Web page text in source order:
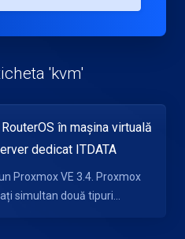
'kvm'
în mașina virtuală
dedicat ITDATA
Proxmox VE 3.4. Proxmox
simultan două tipuri...